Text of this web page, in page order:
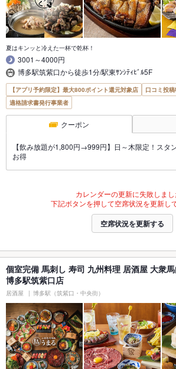
夏はキンッと冷えた一杯で乾杯！
3001～4000円
博多駅筑紫口から徒歩1分/駅東ｻﾝｼﾃｨﾋﾞﾙ5F
【アプリ予約限定】最大800ポイント還元対象店
口コミ投
適格請求書発行事業者
クーポン
【飲み放題が1,800円→999円】日～木限定！スタ
お得
カレンダーの更新に失敗しまし
下記ボタンを押して空席状況を更新し
空席状況を更新する
個室完備 馬刺し 寿司 九州料理 居酒屋 大衆
博多駅筑紫口店
居酒屋 博多駅（筑紫口・中央街）